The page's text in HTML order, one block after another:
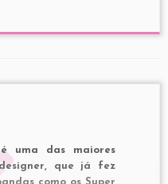
uma das maiores
que já fez